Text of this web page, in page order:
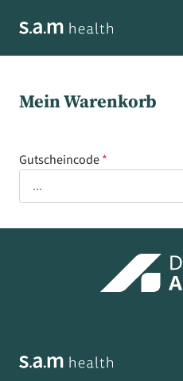
Mein Warenkorb
Gutscheincode